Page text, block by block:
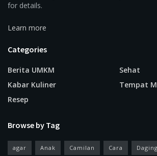
for details.
Learn more
Categories
Berita UMKM
Kabar Kuliner
Resep
Sehat
Tempat
Browse by Tag
agar Anak Camilan Cara Daging